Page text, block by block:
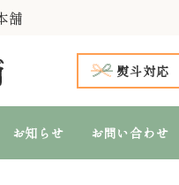
舗
熨斗対応
お知らせ お問い合わせ